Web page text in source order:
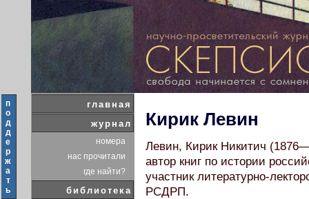
п
о
д
д
е
р
ж
а
т
ь
главная
журнал
номера
нас прочитали
где найти?
библиотека
Кирик Левин
Левин, Кирик Никитич
автор книг по истории
участник литературно-
РСДРП.